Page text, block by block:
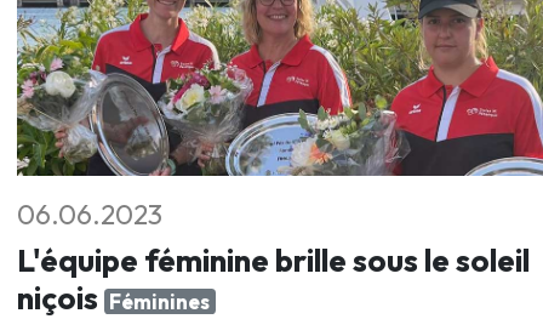
06.06.2023
L'équipe féminine brille sous le soleil
niçois Féminines